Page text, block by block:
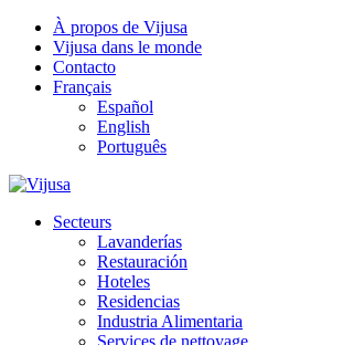
À propos de Vijusa
Vijusa dans le monde
Contacto
Français
Español
English
Português
Secteurs
Lavanderías
Restauración
Hoteles
Residencias
Industria Alimentaria
Services de nettoyage